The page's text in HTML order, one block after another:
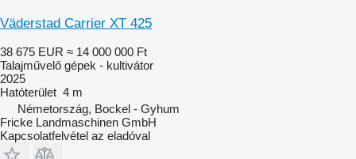
Väderstad Carrier XT 425
38 675 EUR ≈ 14 000 000 Ft
Talajművelő gépek - kultivátor
2025
Hatóterület 4 m
Németország, Bockel - Gyhum
Fricke Landmaschinen GmbH
Kapcsolatfelvétel az eladóval